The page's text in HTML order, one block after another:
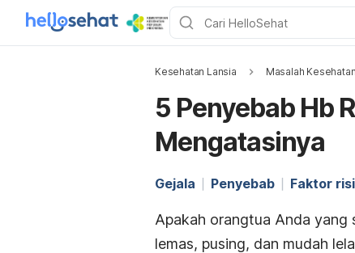
Kesehatan Lansia Masalah
5 Penyebab Hb
Mengatasinya
Gejala Penyebab Faktor
Apakah orangtua Anda yang
lemas, pusing, dan mudah